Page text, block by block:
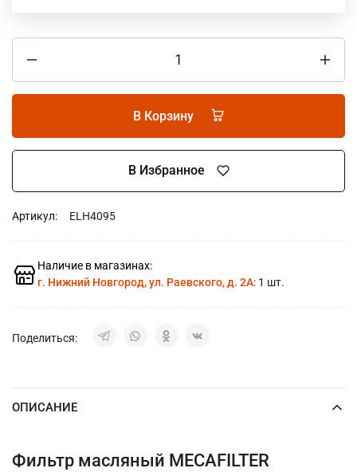
В Корзину
В Избранное
Артикул: ELH4095
Наличие в магазинах:
г. Нижний Новгород, ул. Раевского, д. 2А: 1 шт.
Поделиться:
ОПИСАНИЕ
Фильтр масляный MECAFILTER